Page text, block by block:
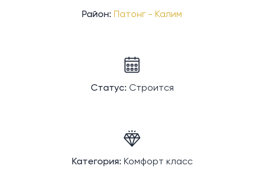
Район: Патонг - Калим
Статус: Строится
Категория: Комфорт класс